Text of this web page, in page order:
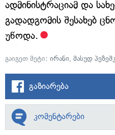
ადმინისტრაციამ და
გადადგომის შესახებ
უწოდა.
გაიგეთ მეტი: ირანი, მასუდ
გაზიარება
კომენტარები